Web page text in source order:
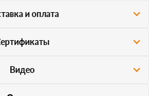
и оплата
Видео